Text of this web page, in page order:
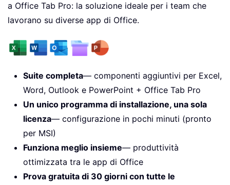
a Office Tab Pro: la soluzione ideale per i team che
lavorano su diverse app di Office.
Suite completa— componenti aggiuntivi per Excel,
Word, Outlook e PowerPoint + Office Tab Pro
Un unico programma di installazione, una sola
licenza— configurazione in pochi minuti (pronto
per MSI)
Funziona meglio insieme— produttività
ottimizzata tra le app di Office
Prova gratuita di 30 giorni con tutte le